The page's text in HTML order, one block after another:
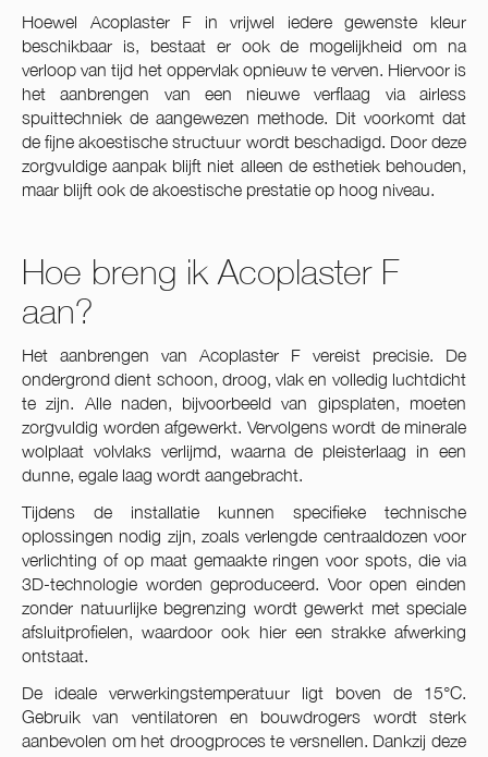
Hoewel Acoplaster F in vrijwel iedere gewenste kleur
beschikbaar is, bestaat er ook de mogelijkheid om na
verloop van tijd het oppervlak opnieuw te verven. Hiervoor is
het aanbrengen van een nieuwe verflaag via airless
spuittechniek de aangewezen methode. Dit voorkomt dat
de fijne akoestische structuur wordt beschadigd. Door deze
zorgvuldige aanpak blijft niet alleen de esthetiek behouden,
maar blijft ook de akoestische prestatie op hoog niveau.
Hoe breng ik Acoplaster F
aan?
Het aanbrengen van Acoplaster F vereist precisie. De
ondergrond dient schoon, droog, vlak en volledig luchtdicht
te zijn. Alle naden, bijvoorbeeld van gipsplaten, moeten
zorgvuldig worden afgewerkt. Vervolgens wordt de minerale
wolplaat volvlaks verlijmd, waarna de pleisterlaag in een
dunne, egale laag wordt aangebracht.
Tijdens de installatie kunnen specifieke technische
oplossingen nodig zijn, zoals verlengde centraaldozen voor
verlichting of op maat gemaakte ringen voor spots, die via
3D-technologie worden geproduceerd. Voor open einden
zonder natuurlijke begrenzing wordt gewerkt met speciale
afsluitprofielen, waardoor ook hier een strakke afwerking
ontstaat.
De ideale verwerkingstemperatuur ligt boven de 15°C.
Gebruik van ventilatoren en bouwdrogers wordt sterk
aanbevolen om het droogproces te versnellen. Dankzij deze